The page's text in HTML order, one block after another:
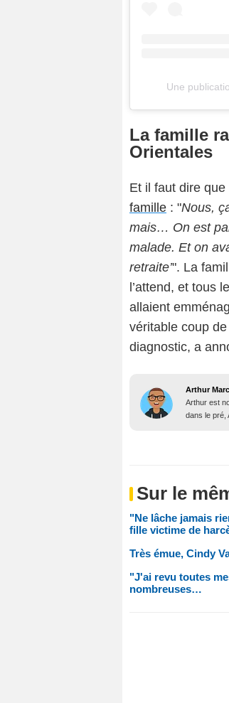
Une
La famille
Orientales
Et il faut dire
famille : "Nous,
mais… On est
malade. Et on
retraite’". La
l’attend, et tous
allaient
véritable coup
diagnostic, a
Arthur
Arthur est
dans le pré,
Sur le
"Ne lâche jamais
fille victime de
Très émue, Cindy
"J'ai revu toutes
nombreuses…